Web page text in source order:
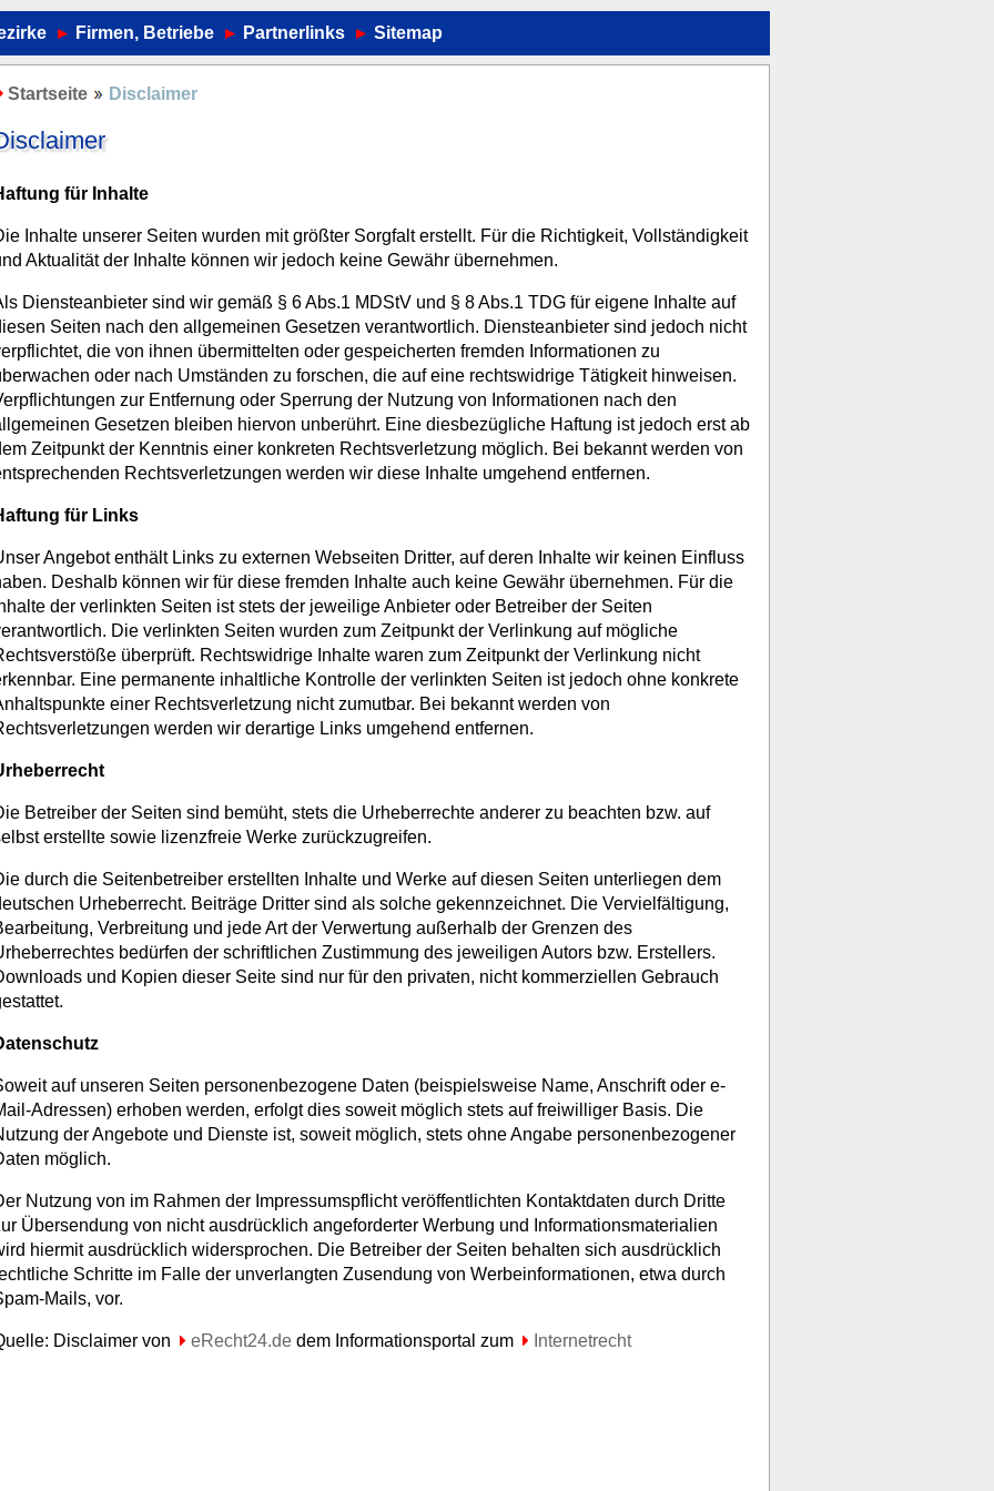
Firmen, Betriebe Partnerlinks Sitemap
Startseite Disclaimer
für Inhalte
Inhalte unserer Seiten wurden mit größter Sorgfalt erstellt. Für die Richtigkeit, Vollständigkeit
Aktualität der Inhalte können wir jedoch keine Gewähr übernehmen.
Diensteanbieter sind wir gemäß § 6 Abs.1 MDStV und § 8 Abs.1 TDGfür eigene Inhalte auf
Seiten nach den allgemeinen Gesetzen verantwortlich. Diensteanbieter sind jedoch nicht
die von ihnen übermittelten oder gespeicherten fremden Informationen zu
oder nach Umständen zu forschen, die auf eine rechtswidrige Tätigkeit hinweisen.
zur Entfernung oder Sperrung der Nutzung von Informationen nach den
Gesetzen bleiben hiervon unberührt. Eine diesbezügliche Haftung ist jedoch erst ab
Zeitpunkt der Kenntnis einer konkreten Rechtsverletzung möglich. Bei bekannt werden von
Rechtsverletzungen werden wir diese Inhalte umgehend entfernen.
für Links
Angebot enthält Links zu externen Webseiten Dritter, auf deren Inhalte wir keinen Einfluss
Deshalb können wir für diese fremden Inhalte auch keine Gewähr übernehmen. Für die
der verlinkten Seiten ist stets der jeweilige Anbieter oder Betreiber der Seiten
Die verlinkten Seiten wurden zum Zeitpunkt der Verlinkung auf mögliche
überprüft. Rechtswidrige Inhalte waren zum Zeitpunkt der Verlinkung nicht
Eine permanente inhaltliche Kontrolle der verlinkten Seiten ist jedoch ohne konkrete
einer Rechtsverletzung nicht zumutbar. Bei bekannt werden von
werden wir derartige Links umgehend entfernen.
Betreiber der Seiten sind bemüht, stets die Urheberrechte anderer zu beachten bzw. auf
erstellte sowie lizenzfreie Werke zurückzugreifen.
durch die Seitenbetreiber erstellten Inhalte und Werke auf diesen Seiten unterliegen dem
Urheberrecht. Beiträge Dritter sind als solche gekennzeichnet. Die Vervielfältigung,
Verbreitung und jede Art der Verwertung außerhalb der Grenzen des
bedürfen der schriftlichen Zustimmung des jeweiligen Autors bzw. Erstellers.
und Kopien dieser Seite sind nur für den privaten, nicht kommerziellen Gebrauch
auf unseren Seiten personenbezogene Daten (beispielsweise Name, Anschrift oder e-
Adressen) erhoben werden, erfolgt dies soweit möglich stets auf freiwilliger Basis. Die
der Angebote und Dienste ist, soweit möglich, stets ohne Angabe personenbezogener
möglich.
Nutzung von im Rahmen der Impressumspflicht veröffentlichten Kontaktdaten durch Dritte
Übersendung von nicht ausdrücklich angeforderter Werbung und Informationsmaterialien
hiermit ausdrücklich widersprochen. Die Betreiber der Seiten behalten sich ausdrücklich
Schritte im Falle der unverlangten Zusendung von Werbeinformationen, etwa durch
Mails, vor.
Disclaimer von eRecht24.dedem Informationsportal zum Internetrecht